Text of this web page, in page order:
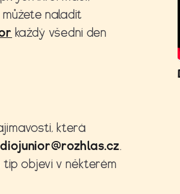
naladit
každý všední den
která
.
objeví v některém